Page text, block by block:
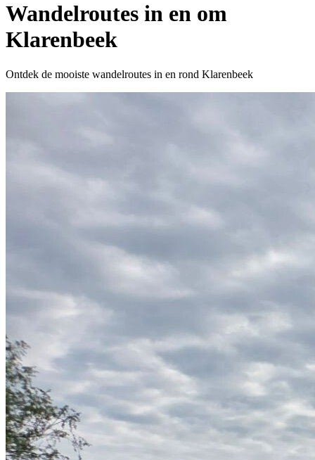
Wandelroutes in en om
Klarenbeek
Ontdek de mooiste wandelroutes in en rond Klarenbeek